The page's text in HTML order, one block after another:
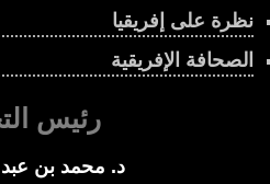
نظرة على إفريقيا
الصحافة الإفريقية
رئيس
د. محمد بن عبد